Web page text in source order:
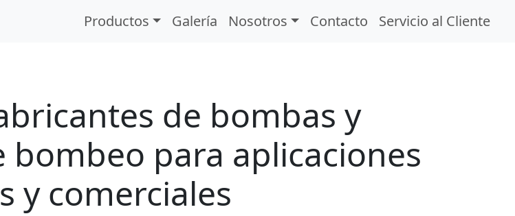
Productos Galería Nosotros Contacto Servicio al Cliente
de bombas y
bombeo para aplicaciones
y comerciales